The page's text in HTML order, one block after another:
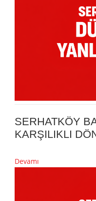
SERHATKÖY
KARŞILIKLI
Devamı